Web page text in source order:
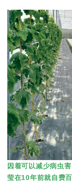
因着可以减少病虫
莹在10年前就自费